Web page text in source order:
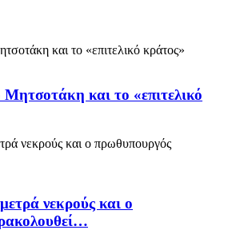
και το «επιτελικό
νεκρούς και ο